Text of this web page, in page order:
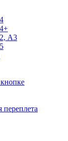
А3